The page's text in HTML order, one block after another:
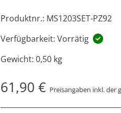
Produktnr.: MS1203SET-PZ92
Verfügbarkeit: Vorrätig
Gewicht: 0,50 kg
61,90 € Preisangaben inkl. der